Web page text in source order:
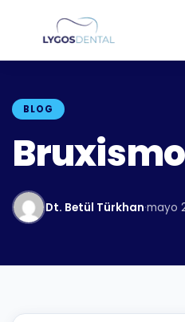
BLOG
Dt. Betül Türkhan·mayo